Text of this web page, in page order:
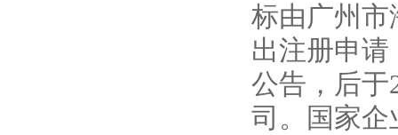
标由广州市
出注册申请
公告，后于
司。国家企